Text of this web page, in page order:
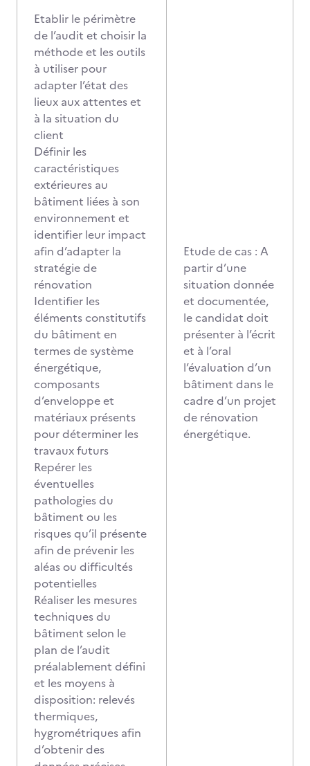
Etablir le périmètre
de l’audit et choisir la
méthode et les outils
à utiliser pour
adapter l’état des
lieux aux attentes et
à la situation du
client
Définir les
caractéristiques
extérieures au
bâtiment liées à son
environnement et
identifier leur impact
afin d’adapter la
stratégie de
rénovation
Identifier les
éléments constitutifs
du bâtiment en
termes de système
énergétique,
composants
d’enveloppe et
matériaux présents
pour déterminer les
travaux futurs
Repérer les
éventuelles
pathologies du
bâtiment ou les
risques qu’il présente
afin de prévenir les
aléas ou difficultés
potentielles
Réaliser les mesures
techniques du
bâtiment selon le
plan de l’audit
préalablement défini
et les moyens à
disposition: relevés
thermiques,
hygrométriques afin
d’obtenir des
Etude de cas : A
partir d’une
situation donnée
et documentée,
le candidat doit
présenter à l’écrit
et à l’oral
l’évaluation d’un
bâtiment dans le
cadre d’un projet
de rénovation
énergétique.